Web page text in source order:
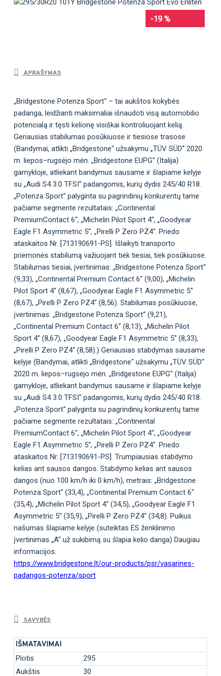
-19 %
APRAŠYMAS
„Bridgestone Potenza Sport“ – tai aukštos kokybės
padanga, leidžianti maksimaliai išnaudoti visą automobilio
potencialą ir tęsti kelionę visiškai kontroliuojant kelią.
Geriausias stabilumas posūkiuose ir tiesiose trasose
(Bandymai, atlikti „Bridgestone“ užsakymu „TÜV SÜD“ 2020
m. liepos–rugsėjo mėn. „Bridgestone EUPG“ (Italija)
gamykloje, atliekant bandymus sausame ir šlapiame kelyje
su „Audi S4 3.0 TFSI“ padangomis, kurių dydis 245/40 R18.
„Potenza Sport“ palyginta su pagrindinių konkurentų tame
pačiame segmente rezultatais: „Continental
PremiumContact 6“, „Michelin Pilot Sport 4“, „Goodyear
Eagle F1 Asymmetric 5“, „Pirelli P Zero PZ4“. Priedo
ataskaitos Nr. [713190691-PS]. Išlaikyti transporto
priemonės stabilumą važiuojant tiek tiesiai, tiek posūkiuose.
Stabilumas tiesiai, įvertinimas: „Bridgestone Potenza Sport“
(9,33), „Continental Premium Contact 6“ (9,00), „Michelin
Pilot Sport 4“ (8,67), „Goodyear Eagle F1 Asymmetric 5“
(8,67), „Pirelli P Zero PZ4“ (8,56). Stabilumas posūkiuose,
įvertinimas: „Bridgestone Potenza Sport“ (9,21),
„Continental Premium Contact 6“ (8,13), „Michelin Pilot
Sport 4“ (8,67), „Goodyear Eagle F1 Asymmetric 5“ (8,33),
„Pirelli P Zero PZ4“ (8,58).) Geriausias stabdymas sausame
kelyje (Bandymai, atlikti „Bridgestone“ užsakymu „TÜV SÜD“
2020 m. liepos–rugsėjo mėn. „Bridgestone EUPG“ (Italija)
gamykloje, atliekant bandymus sausame ir šlapiame kelyje
su „Audi S4 3.0 TFSI“ padangomis, kurių dydis 245/40 R18.
„Potenza Sport“ palyginta su pagrindinių konkurentų tame
pačiame segmente rezultatais: „Continental
PremiumContact 6“, „Michelin Pilot Sport 4“, „Goodyear
Eagle F1 Asymmetric 5“, „Pirelli P Zero PZ4“. Priedo
ataskaitos Nr. [713190691-PS]. Trumpiausias stabdymo
kelias ant sausos dangos. Stabdymo kelias ant sausos
dangos (nuo 100 km/h iki 0 km/h), metrais: „Bridgestone
Potenza Sport“ (33,4), „Continental Premium Contact 6“
(35,4), „Michelin Pilot Sport 4“ (34,5), „Goodyear Eagle F1
Asymmetric 5“ (35,9), „Pirelli P Zero PZ4“ (34,8). Puikus
našumas šlapiame kelyje (suteiktas ES ženklinimo
įvertinimas „A“ už sukibimą su šlapia kelio danga) Daugiau
informacijos:
https://www.bridgestone.lt/our-products/psr/vasarines-
padangos-potenza/sport
SAVYBĖS
IŠMATAVIMAI
Plotis
295
Aukštis
30